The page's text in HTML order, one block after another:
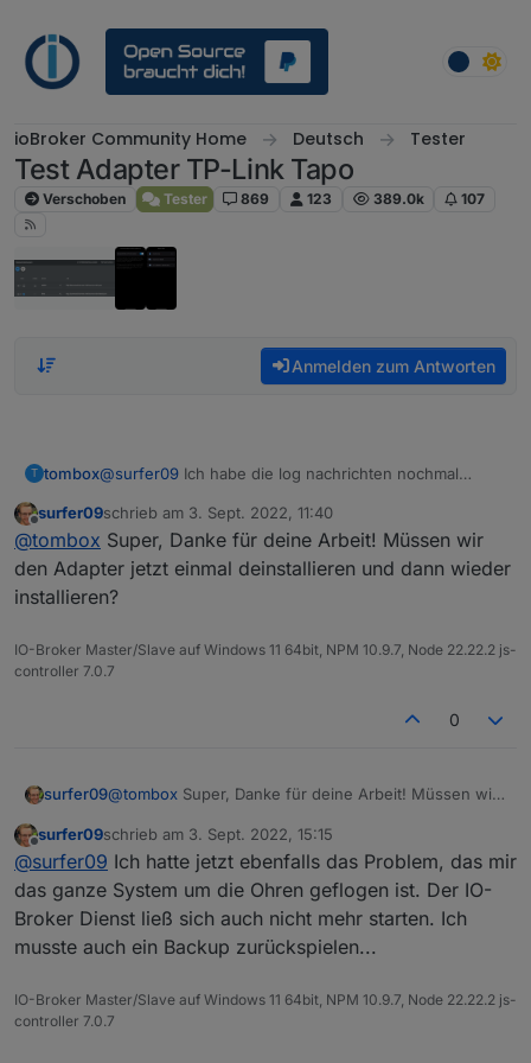
ioBroker Community Home Deutsch Tester
Test Adapter TP-Link Tapo
Verschoben Tester 869 123 389.0k 107
Anmelden zum Antworten
T tombox@surfer09 Ich habe die log nachrichten nochmal
Offline
surfer09schrieb am 3. Sept. 2022, 11:40
zuletzt editiert von
@tombox Super, Danke für deine Arbeit! Müssen wir
den Adapter jetzt einmal deinstallieren und dann wieder
installieren?
IO-Broker Master/Slave auf Windows 11 64bit, NPM 10.9.7, Node 22.22.2 js-
controller 7.0.7
0
surfer09@tombox Super, Danke für deine Arbeit! Müssen wir
wieder installieren?
Offline
surfer09schrieb am 3. Sept. 2022, 15:15
zuletzt editiert von
@surfer09 Ich hatte jetzt ebenfalls das Problem, das mir
das ganze System um die Ohren geflogen ist. Der IO-
Broker Dienst ließ sich auch nicht mehr starten. Ich
musste auch ein Backup zurückspielen...
IO-Broker Master/Slave auf Windows 11 64bit, NPM 10.9.7, Node 22.22.2 js-
controller 7.0.7